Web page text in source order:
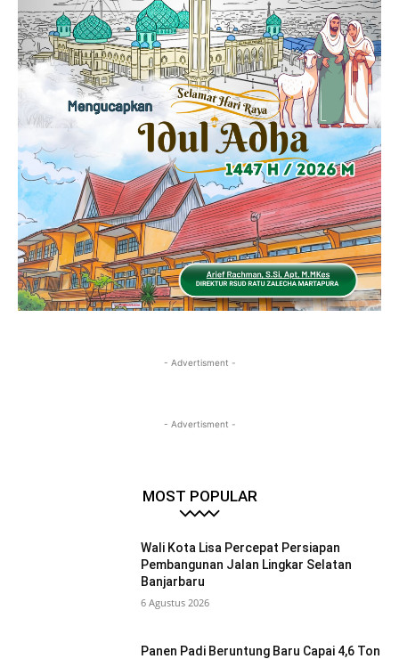
- Advertisment -
- Advertisment -
MOST POPULAR
Wali Kota Lisa Percepat Persiapan
Pembangunan Jalan Lingkar Selatan
Banjarbaru
6 Agustus 2026
Panen Padi Beruntung Baru Capai 4,6 Ton